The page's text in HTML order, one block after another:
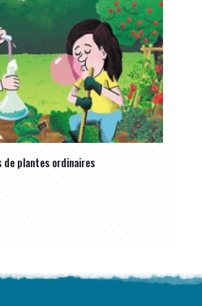
plantes ordinaires